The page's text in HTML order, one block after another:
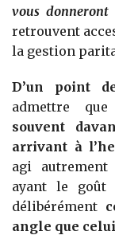
vous
retrouvent
la gestion
D’un point
admettre que
souvent
arrivant à
agi
ayant le goût
délibérément
angle que